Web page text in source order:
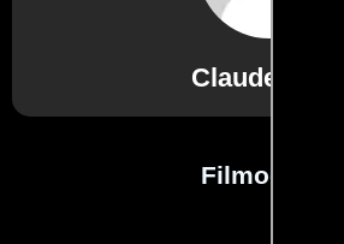
Claude Terry
Filmografía